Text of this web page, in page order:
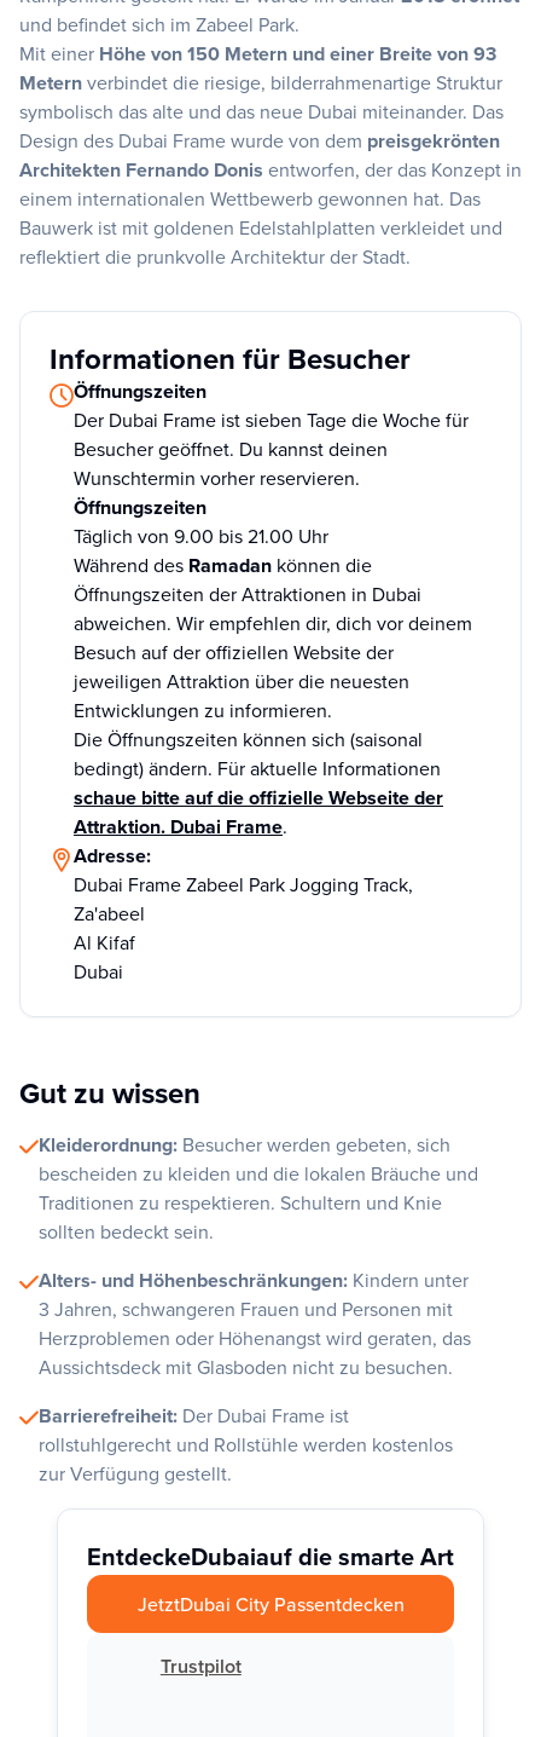
und befindet sich im Zabeel Park.
Mit einer Höhe von 150 Metern und einer Breite von 93
Meternverbindet die riesige, bilderrahmenartige Struktur
symbolisch das alte und das neue Dubai miteinander. Das
Design des Dubai Frame wurde von dem preisgekrönten
Architekten Fernando Donis entworfen, der das Konzept in
einem internationalen Wettbewerb gewonnen hat. Das
Bauwerk ist mit goldenen Edelstahlplatten verkleidet und
reflektiert die prunkvolle Architektur der Stadt.
Informationen für Besucher
Öffnungszeiten
Der Dubai Frame ist sieben Tage die Woche für
Besucher geöffnet. Du kannst deinen
Wunschtermin vorher reservieren.
Öffnungszeiten
Täglich von 9.00 bis 21.00 Uhr
Während des Ramadan können die
Öffnungszeiten der Attraktionen in Dubai
abweichen. Wir empfehlen dir, dich vor deinem
Besuch auf der offiziellen Website der
jeweiligen Attraktion über die neuesten
Entwicklungen zu informieren.
Die Öffnungszeiten können sich (saisonal
bedingt) ändern. Für aktuelle Informationen
schaue bitte auf die offizielle Webseite der
Attraktion. Dubai Frame.
Adresse:
Dubai Frame Zabeel Park Jogging Track,
Za'abeel
Al Kifaf
Dubai
Gut zu wissen
Kleiderordnung: Besucher werden gebeten, sich
bescheiden zu kleiden und die lokalen Bräuche und
Traditionen zu respektieren. Schultern und Knie
sollten bedeckt sein.
Alters- und Höhenbeschränkungen: Kindern unter
3 Jahren, schwangeren Frauen und Personen mit
Herzproblemen oder Höhenangst wird geraten, das
Aussichtsdeck mit Glasboden nicht zu besuchen.
Barrierefreiheit: Der Dubai Frame ist
rollstuhlgerecht und Rollstühle werden kostenlos
zur Verfügung gestellt.
EntdeckeDubaiauf die smarte Art
JetztDubai City Passentdecken
Trustpilot